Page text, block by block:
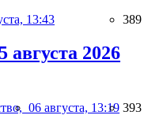
13:43 389
августа 2026
06 августа, 13:19 393